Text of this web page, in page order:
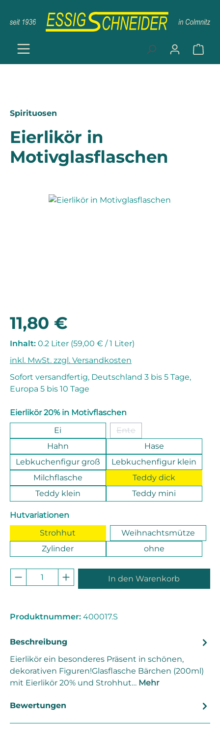
Zum Hauptinhalt springen
Spirituosen
Eierlikör in
Motivglasflaschen
Bildergalerie überspringen
Regulärer Preis:
11,80 €
Inhalt: 0.2 Liter (59,00 € / 1 Liter)
inkl. MwSt. zzgl. Versandkosten
Sofort versandfertig, Deutschland 3 bis 5 Tage,
Europa 5 bis 10 Tage
Eierlikör 20% in Motivflaschen
Ei
Ente
(Diese Option ist zurzeit
Hahn
Hase
Lebkuchenfigur groß
Lebkuchenfigur klein
Milchflasche
Teddy dick
Teddy klein
Teddy mini
Hutvariationen
Strohhut
Weihnachtsmütze
Zylinder
ohne
Produkt Anzahl: Gib den
In den Warenkorb
Produktnummer: 400017.S
Beschreibung
Eierlikör ein besonderes Präsent in schönen,
dekorativen Figuren!Glasflasche Bärchen (200ml)
mit Eierlikör 20% und Strohhut… Mehr
Bewertungen